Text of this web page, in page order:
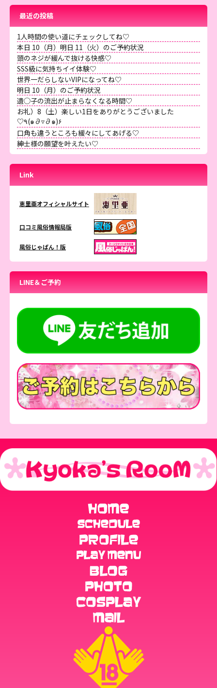
最近の投稿
1人時間の使い道にチェックしてね♡
本日 10（月）明日 11（火）のご予約状況
頭のネジが緩んで抜ける快感♡
SSS級に気持ちイイ体験♡
世界一だらしないVIPになってね♡
明日 10（月）のご予約状況
遺◯子の流出が止まらなくなる時間♡
お礼）8（土）楽しい1日をありがとうございました
♡٩(๑∂▿∂๑)۶
口角も違うところも緩々にしてあげる♡
紳士様の願望を叶えたい♡
Link
恵里亜オフィシャルサイト
口コミ風俗情報局版
風俗じゃぱん！版
LINE＆ご予約